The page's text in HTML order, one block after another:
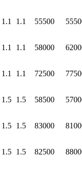
1.1 1.1 55500
1.1 1.1 58000
1.1 1.1 72500
1.5 1.5 58500
1.5 1.5 83000
1.5 1.5 82500